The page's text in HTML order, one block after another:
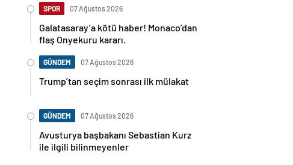
SPOR 07 Ağustos 2026
Galatasaray’a kötü haber! Monaco’dan
flaş Onyekuru kararı.
GÜNDEM 07 Ağustos 2026
Trump’tan seçim sonrası ilk mülakat
GÜNDEM 07 Ağustos 2026
Avusturya başbakanı Sebastian Kurz
ile ilgili bilinmeyenler